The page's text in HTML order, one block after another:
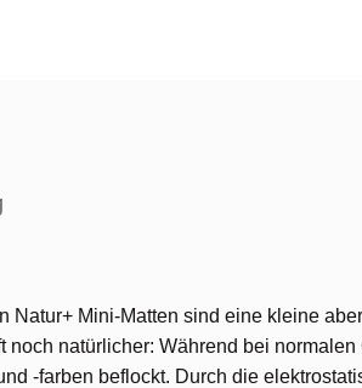
Natur+ Mini-Matten sind eine kleine
noch natürlicher: Während bei
-farben beflockt. Durch die